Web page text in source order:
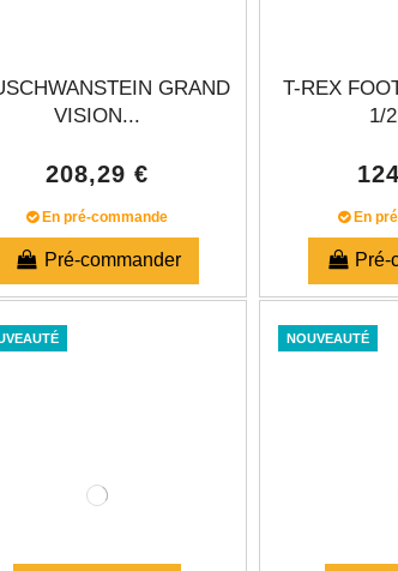
GRAND
VISION...
208,29 €
En pré-commande
Pré-commander
T-REX
1/
En
Pré-
NOUVEAUTÉ